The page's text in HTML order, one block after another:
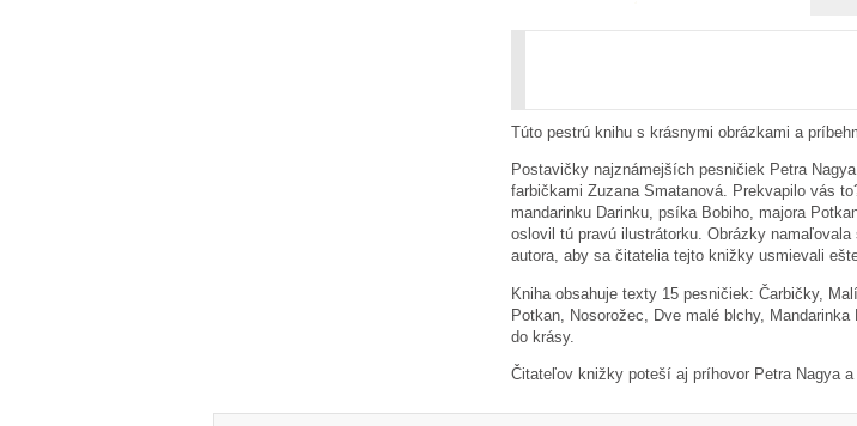
Túto pestrú knihu s krásnymi obrázkami a
Postavičky najznámejších pesničiek Petra
farbičkami Zuzana Smatanová. Prekvapilo vás
mandarinku Darinku, psíka Bobiho, majora
oslovil tú pravú ilustrátorku. Obrázky
autora, aby sa čitatelia tejto knižky usmievali
Kniha obsahuje texty 15 pesničiek: Čarbičky,
Potkan, Nosorožec, Dve malé blchy,
do krásy.
Čitateľov knižky poteší aj príhovor Petra Nagya a